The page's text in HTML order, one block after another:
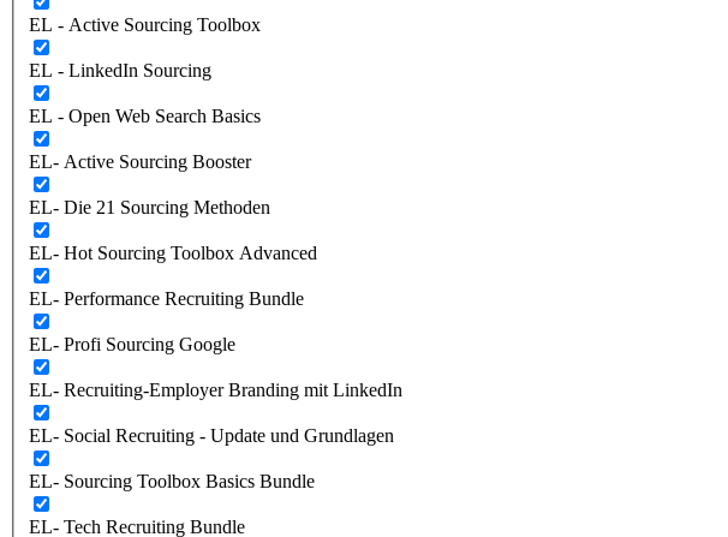
EL - Active Sourcing Toolbox
EL - LinkedIn Sourcing
EL - Open Web Search Basics
EL- Active Sourcing Booster
EL- Die 21 Sourcing Methoden
EL- Hot Sourcing Toolbox Advanced
EL- Performance Recruiting Bundle
EL- Profi Sourcing Google
EL- Recruiting-Employer Branding mit LinkedIn
EL- Social Recruiting - Update und Grundlagen
EL- Sourcing Toolbox Basics Bundle
EL- Tech Recruiting Bundle